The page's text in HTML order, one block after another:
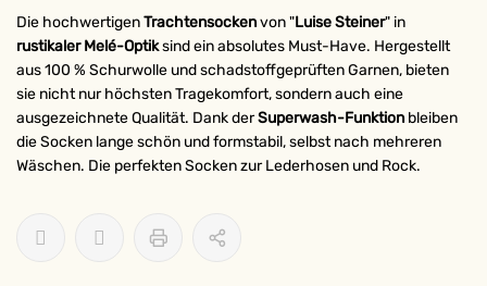
Die hochwertigenTrachtensockenvon "Luise Steiner" in
rustikaler Melé-Optiksind ein absolutes Must-Have. Hergestellt
aus 100 % Schurwolle und schadstoffgeprüften Garnen, bieten
sie nicht nur höchsten Tragekomfort, sondern auch eine
ausgezeichnete Qualität. Dank derSuperwash-Funktion bleiben
die Socken lange schön und formstabil, selbst nach mehreren
Wäschen. Die perfekten Socken zur Lederhosen und Rock.